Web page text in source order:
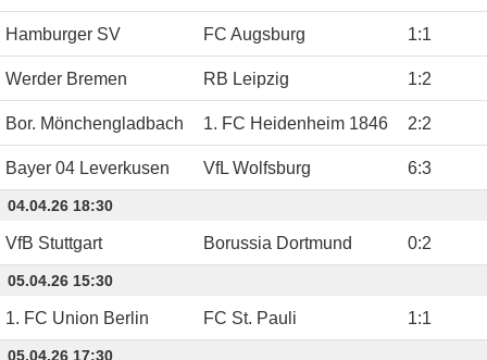
Hamburger SV FC Augsburg 1:1
Werder Bremen RB Leipzig 1:2
Bor. Mönchengladbach 1. FC Heidenheim 1846 2:2
Bayer 04 Leverkusen VfL Wolfsburg 6:3
04.04.26 18:30
VfB Stuttgart Borussia Dortmund 0:2
05.04.26 15:30
1. FC Union Berlin FC St. Pauli 1:1
05.04.26 17:30